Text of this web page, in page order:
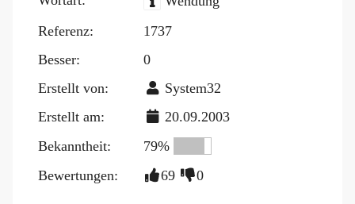
Blog
Referenz:
1737
Besser:
0
Erstellt von:
System32
Erstellt am:
20.09.2003
Bekanntheit:
79%
Bewertungen:
69 0